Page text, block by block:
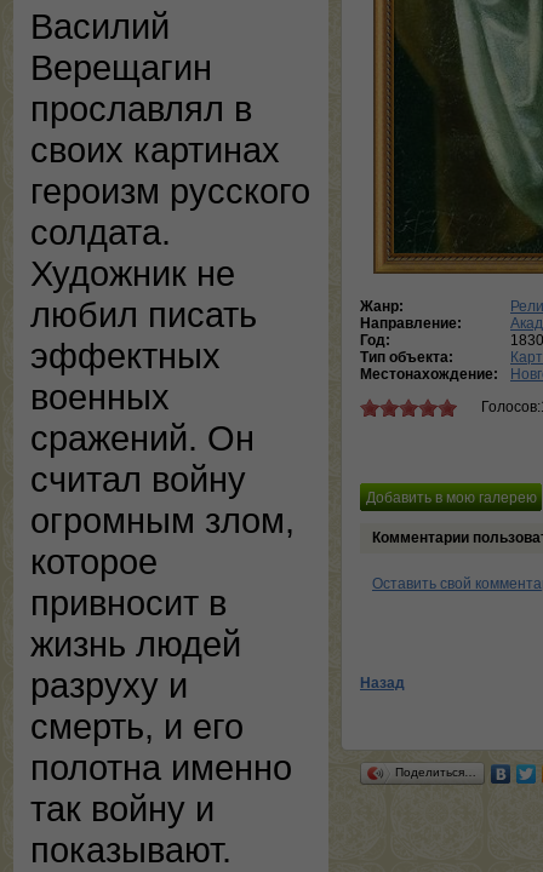
Василий
Верещагин
прославлял в
своих картинах
героизм русского
солдата.
Художник не
любил писать
эффектных
военных
сражений. Он
считал войну
огромным злом,
которое
привносит в
жизнь людей
разруху и
смерть, и его
полотна именно
так войну и
показывают.
Жанр:
Направление:
Год:
Тип объекта:
Местонахождение:
Комментарии
Оставить свой
Назад
Поделиться…